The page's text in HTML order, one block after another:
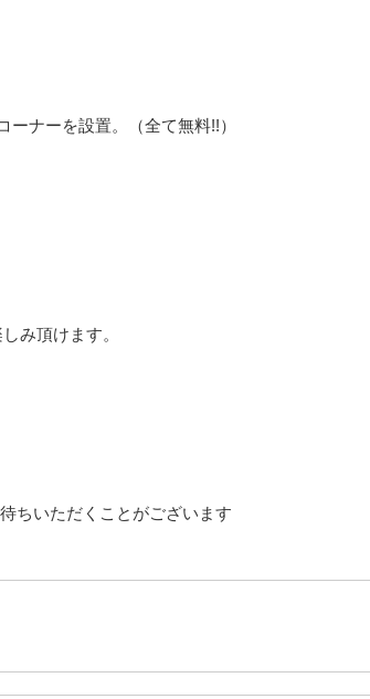
ナーを設置。（全て無料!!）
み頂けます。
ちいただくことがございます